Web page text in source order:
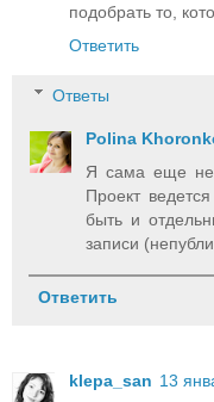
подобрать то,
Ответить
Ответы
Polina
Я сама еще не
Проект
быть и
записи
Ответить
klepa_san 13